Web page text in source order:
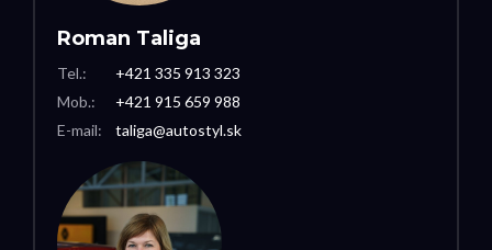
Roman Taliga
Tel.:
Mob.:
E-mail:
+421 335 913 323
+421 915 659 988
taliga@autostyl.sk